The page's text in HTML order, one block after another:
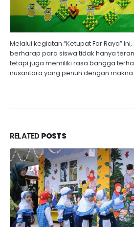
Melalui kegiatan “Ketupat For Raya” ini,
berharap para siswa tidak hanya
tetapi juga memiliki rasa bangga
nusantara yang penuh dengan
RELATEDPOSTS